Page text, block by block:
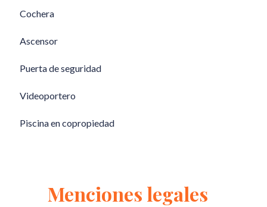
Cochera
Ascensor
Puerta de seguridad
Videoportero
Piscina en copropiedad
Menciones legales